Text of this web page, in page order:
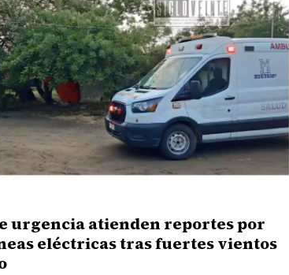
urgencia atienden reportes por
eléctricas tras fuertes vientos